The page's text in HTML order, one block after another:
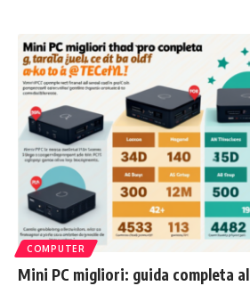
COMPUTER
Mini PC migliori: guida completa